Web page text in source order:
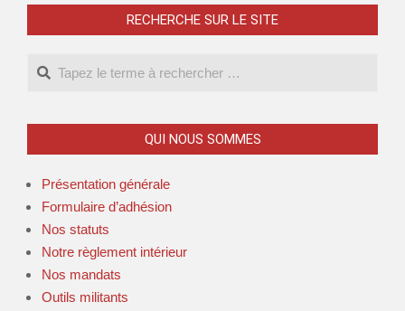
RECHERCHE SUR LE SITE
QUI NOUS SOMMES
Présentation générale
Formulaire d’adhésion
Nos statuts
Notre règlement intérieur
Nos mandats
Outils militants